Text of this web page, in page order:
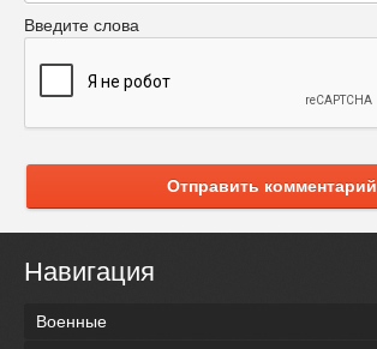
Введите слова
Отправить комментарий
Навигация
Военные